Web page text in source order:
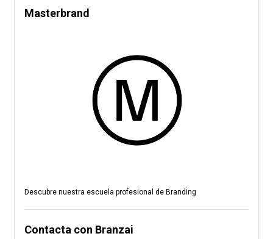
Masterbrand
Descubre nuestra escuela profesional de Branding
Contacta con Branzai